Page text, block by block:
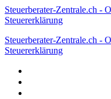
Steuerberater-Zentrale.ch -
Steuererklärung
Steuerberater-Zentrale.ch -
Steuererklärung